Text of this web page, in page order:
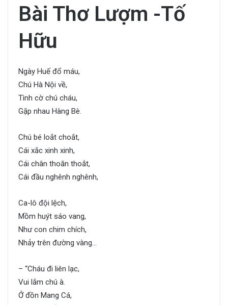
Bài Thơ Lượm -Tố
Hữu
Ngày Huế đổ máu,
Chú Hà Nội về,
Tình cờ chú cháu,
Gặp nhau Hàng Bè.
Chú bé loắt choắt,
Cái xắc xinh xinh,
Cái chân thoăn thoắt,
Cái đầu nghênh nghênh,
Ca-lô đội lệch,
Mồm huýt sáo vang,
Như con chim chích,
Nhảy trên đường vàng…
– “Cháu đi liên lạc,
Vui lắm chú à.
Ở đồn Mang Cá,